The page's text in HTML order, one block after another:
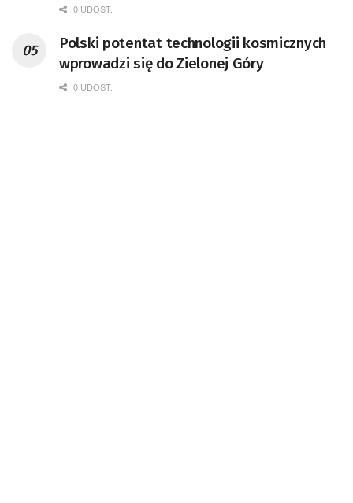
0 UDOST.
Polski potentat technologii kosmicznych
wprowadzi się do Zielonej Góry
0 UDOST.